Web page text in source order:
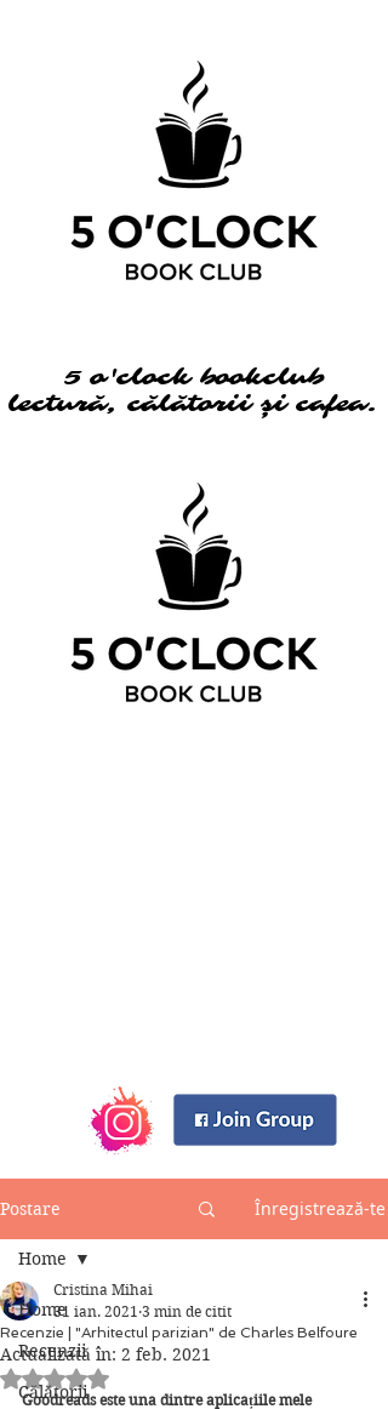
5 o'clock bookclub
lectură, călătorii și cafea.
5 o'clock bookclub
lectură, călătorii și cafea.
Postare Înregistrează-te
Home
Recenzii
Călătorii
Home
Recenzie | "Arhitectul parizian" de Charles Belfoure
Cristina Mihai
31 ian. 2021 3 min de citit
Actualizată în: 2 feb. 2021
Evaluat(ă) cu NaN din 5 stele.
Goodreads este una dintre aplicațiile mele